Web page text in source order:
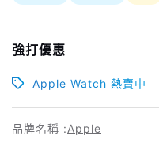
強打優惠
Apple Watch 熱賣中
品牌名稱 :Apple